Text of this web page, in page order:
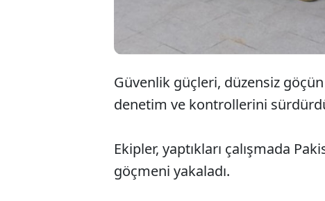
Güvenlik güçleri, düzensiz
denetim ve kontrollerini
Ekipler, yaptıkları çalışmada
göçmeni yakaladı.